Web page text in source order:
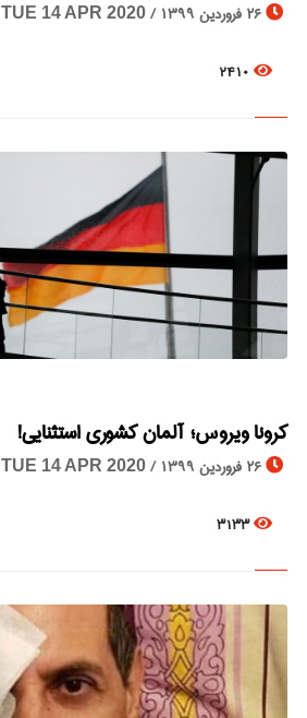
26 فروردین 1399 / TUE 14 APR 2020
2410
کرونا ویروس؛ آلمان کشوری استثنایی!
26 فروردین 1399 / TUE 14 APR 2020
3133